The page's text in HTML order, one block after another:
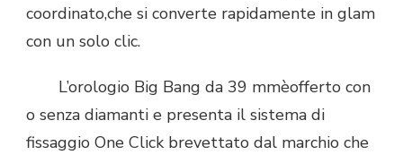
coordinato,che si converte rapidamente in glam
con un solo clic.
L’orologio Big Bang da 39 mmèofferto con
o senza diamanti e presenta il sistema di
fissaggio One Click brevettato dal marchio che